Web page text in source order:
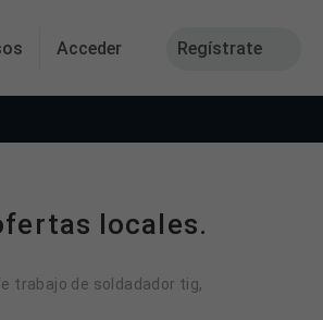
Acceder Regístrate
locales.
trabajo de soldadador tig,